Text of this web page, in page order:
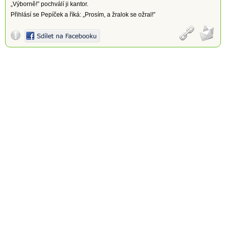
„Výborně!” pochválí ji kantor.
Přihlásí se Pepíček a říká: „Prosím, a žralok se ožral!”